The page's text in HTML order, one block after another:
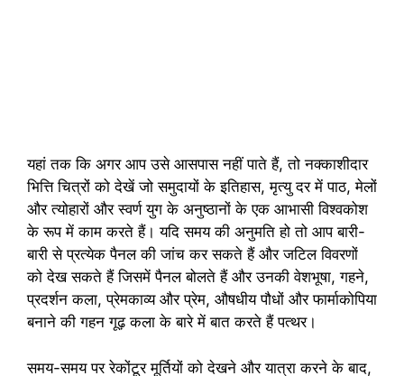
यहां तक ​​कि अगर आप उसे आसपास नहीं पाते हैं, तो नक्काशीदार
भित्ति चित्रों को देखें जो समुदायों के इतिहास, मृत्यु दर में पाठ, मेलों
और त्योहारों और स्वर्ण युग के अनुष्ठानों के एक आभासी विश्वकोश
के रूप में काम करते हैं। यदि समय की अनुमति हो तो आप बारी-
बारी से प्रत्येक पैनल की जांच कर सकते हैं और जटिल विवरणों
को देख सकते हैं जिसमें पैनल बोलते हैं और उनकी वेशभूषा, गहने,
प्रदर्शन कला, प्रेमकाव्य और प्रेम, औषधीय पौधों और फार्माकोपिया
बनाने की गहन गूढ़ कला के बारे में बात करते हैं पत्थर।
समय-समय पर रेकोंटूर मूर्तियों को देखने और यात्रा करने के बाद,